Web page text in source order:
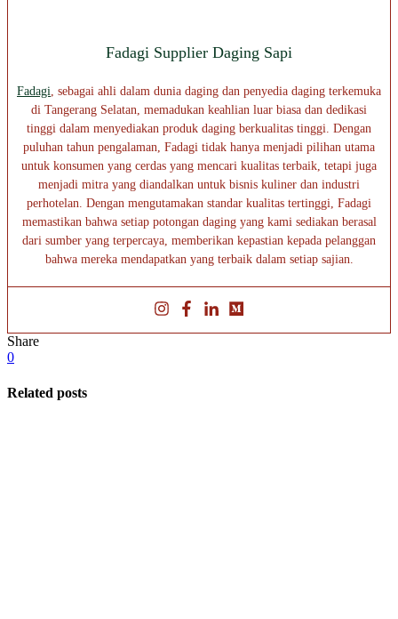
Fadagi Supplier Daging Sapi
Fadagi, sebagai ahli dalam dunia daging dan penyedia daging terkemuka
di Tangerang Selatan, memadukan keahlian luar biasa dan dedikasi
tinggi dalam menyediakan produk daging berkualitas tinggi. Dengan
puluhan tahun pengalaman, Fadagi tidak hanya menjadi pilihan utama
untuk konsumen yang cerdas yang mencari kualitas terbaik, tetapi juga
menjadi mitra yang diandalkan untuk bisnis kuliner dan industri
perhotelan. Dengan mengutamakan standar kualitas tertinggi, Fadagi
memastikan bahwa setiap potongan daging yang kami sediakan berasal
dari sumber yang terpercaya, memberikan kepastian kepada pelanggan
bahwa mereka mendapatkan yang terbaik dalam setiap sajian.
Share
0
Related posts